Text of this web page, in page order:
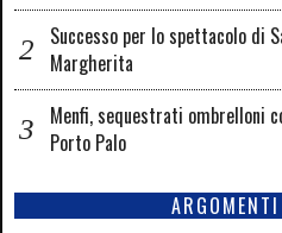
Successo per lo spettacolo di
Margherita
Menfi, sequestrati ombrelloni
Porto Palo